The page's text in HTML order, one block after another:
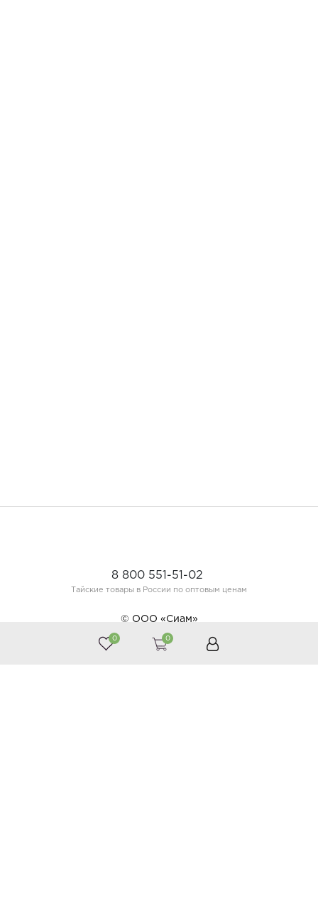
0 0
8 800 551-51-02
Тайские товары в России по оптовым ценам
© ООО «Сиам»